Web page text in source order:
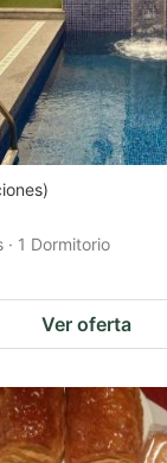
)
· 1 Dormitorio
Ver oferta